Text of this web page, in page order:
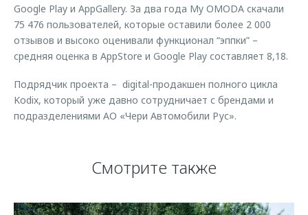
Google Play и AppGallery. За два года My OMODA скачали
75 476 пользователей, которые оставили более 2 000
отзывов и высоко оценивали функционал “эппки” –
средняя оценка в AppStore и Google Play составляет 8,18.
Подрядчик проекта – digital-продакшен полного цикла
Kodix, который уже давно сотрудничает с брендами и
подразделениями АО «Чери Автомобили Рус».
Смотрите также